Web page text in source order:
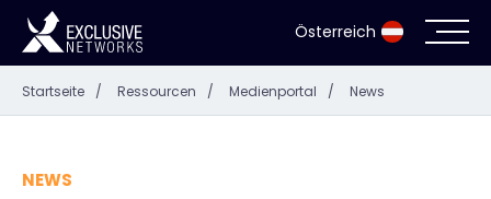
Österreich
Cybersecurity
Ökosystem
Startseite / Ressourcen / Medienportal / News
NEWS